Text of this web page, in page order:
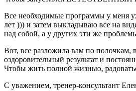
Все необходимые программы у меня
лет ))) и затем выкладываю все на
над собой, а у других эти же
Вот, все разложила вам по полочкам,
оздоровительный результат и
Чтобы жить полной жизнью,
С уважением, тренер-консультант